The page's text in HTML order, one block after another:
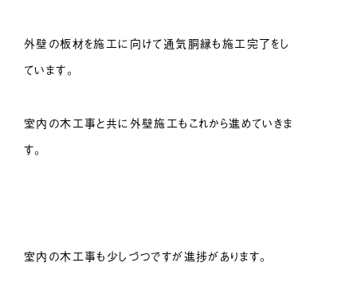
外壁の板材を施工に向けて通気胴縁も施工完了をし
ています。
室内の木工事と共に外壁施工もこれから進めていきま
す。
室内の木工事も少しづつですが進捗があります。